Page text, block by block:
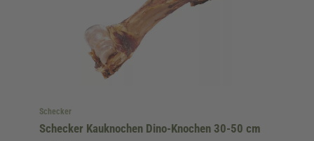
Schecker
Schecker Kauknochen Dino-Knochen 30-50 cm